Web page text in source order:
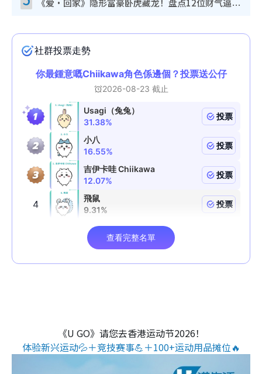
《爱·回家》隐形富豪卧虎藏龙！盘点12位财气逼人的有钱艺人：这位美女3亿身家不愁做
《U GO》请您去香港运动节2026！
体验新兴运动💦＋竞技赛事💪＋100+运动用品摊位🔥